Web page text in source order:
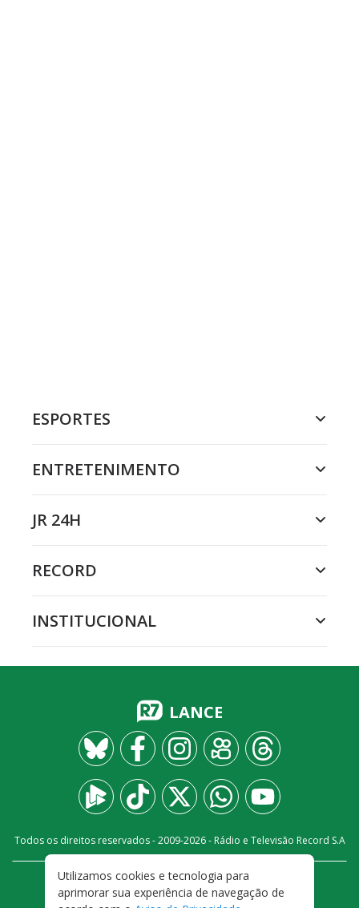
ESPORTES
ENTRETENIMENTO
JR 24H
RECORD
INSTITUCIONAL
LANCE
Todos os direitos reservados - 2009-2026- Rádio e Televisão Record S.A
FALE CONOSCO
PRIVACIDADE
TERMOS E CONDIÇÕES DE USO
Utilizamos cookies e tecnologia para
aprimorar sua experiência de navegação de